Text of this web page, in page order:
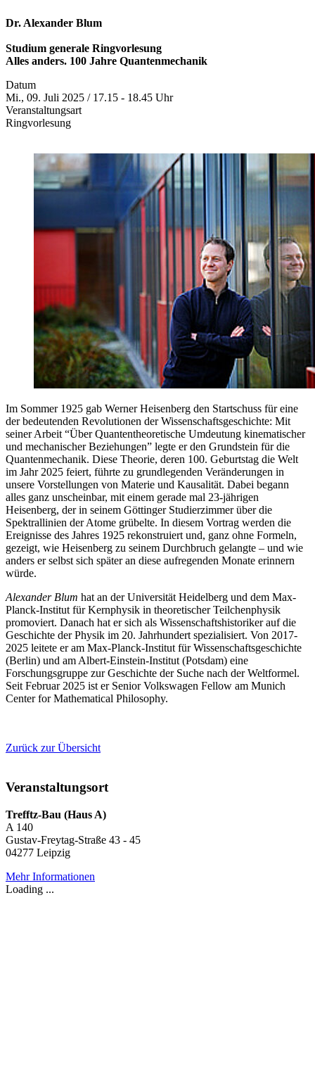
Dr. Alexander Blum
Studium generale Ringvorlesung
Alles anders. 100 Jahre Quantenmechanik
Datum
Mi., 09. Juli 2025 / 17.15 - 18.45 Uhr
Veranstaltungsart
Ringvorlesung
Im Sommer 1925 gab Werner Heisenberg den Startschuss für eine
der bedeutenden Revolutionen der Wissenschaftsgeschichte: Mit
seiner Arbeit “Über Quantentheoretische Umdeutung kinematischer
und mechanischer Beziehungen” legte er den Grundstein für die
Quantenmechanik. Diese Theorie, deren 100. Geburtstag die Welt
im Jahr 2025 feiert, führte zu grundlegenden Veränderungen in
unsere Vorstellungen von Materie und Kausalität. Dabei begann
alles ganz unscheinbar, mit einem gerade mal 23-jährigen
Heisenberg, der in seinem Göttinger Studierzimmer über die
Spektrallinien der Atome grübelte. In diesem Vortrag werden die
Ereignisse des Jahres 1925 rekonstruiert und, ganz ohne Formeln,
gezeigt, wie Heisenberg zu seinem Durchbruch gelangte – und wie
anders er selbst sich später an diese aufregenden Monate erinnern
würde.
Alexander Blum hat an der Universität Heidelberg und dem Max-
Planck-Institut für Kernphysik in theoretischer Teilchenphysik
promoviert. Danach hat er sich als Wissenschaftshistoriker auf die
Geschichte der Physik im 20. Jahrhundert spezialisiert. Von 2017-
2025 leitete er am Max-Planck-Institut für Wissenschaftsgeschichte
(Berlin) und am Albert-Einstein-Institut (Potsdam) eine
Forschungsgruppe zur Geschichte der Suche nach der Weltformel.
Seit Februar 2025 ist er Senior Volkswagen Fellow am Munich
Center for Mathematical Philosophy.
Zurück zur Übersicht
Veranstaltungsort
Trefftz-Bau (Haus A)
A 140
Gustav-Freytag-Straße 43 - 45
04277 Leipzig
Mehr Informationen
Loading ...